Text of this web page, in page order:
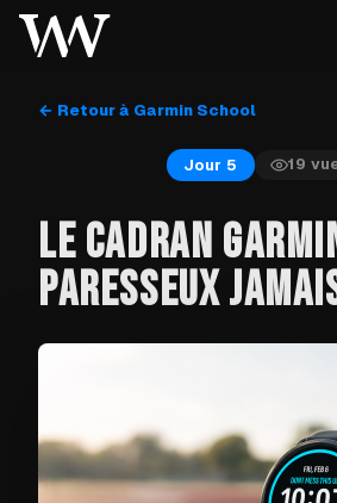
← Retour à Garmin School
Jour 5 19
LE CADRAN
PARESSEUX